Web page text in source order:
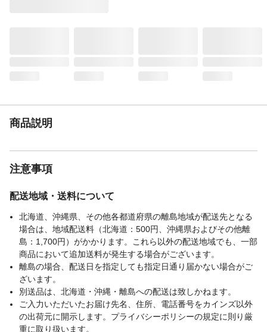
重量
ェルフ」専用パーツです。カインズの『マ
商品説明
注意事項
配送地域・送料について
北海道、沖縄県、その他各都道府県の離島地域が配送先となる
場合は、地域配送料（北海道：500円、沖縄県およびその他離
島：1,700円）がかかります。これら以外の配送地域でも、一部
商品において追加送料が発生する場合がございます。
離島の場合、配送日を指定しても指定日通り届かない場合がご
ざいます。
別送品は、北海道・沖縄・離島への配送は致しかねます。
ご入力いただいたお届け先名、住所、電話番号をカインズ以外
の出荷元に開示します。プライバシーポリシーの規定に則り厳
重に取り扱います。